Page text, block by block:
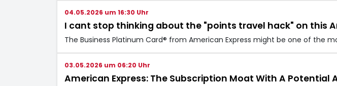
04.05.2026 um 16:30 Uhr
I cant stop thinking about the "points travel hack" on this
The Business Platinum Card® from American Express might be one of the
03.05.2026 um 06:20 Uhr
American Express: The Subscription Moat With A Potential